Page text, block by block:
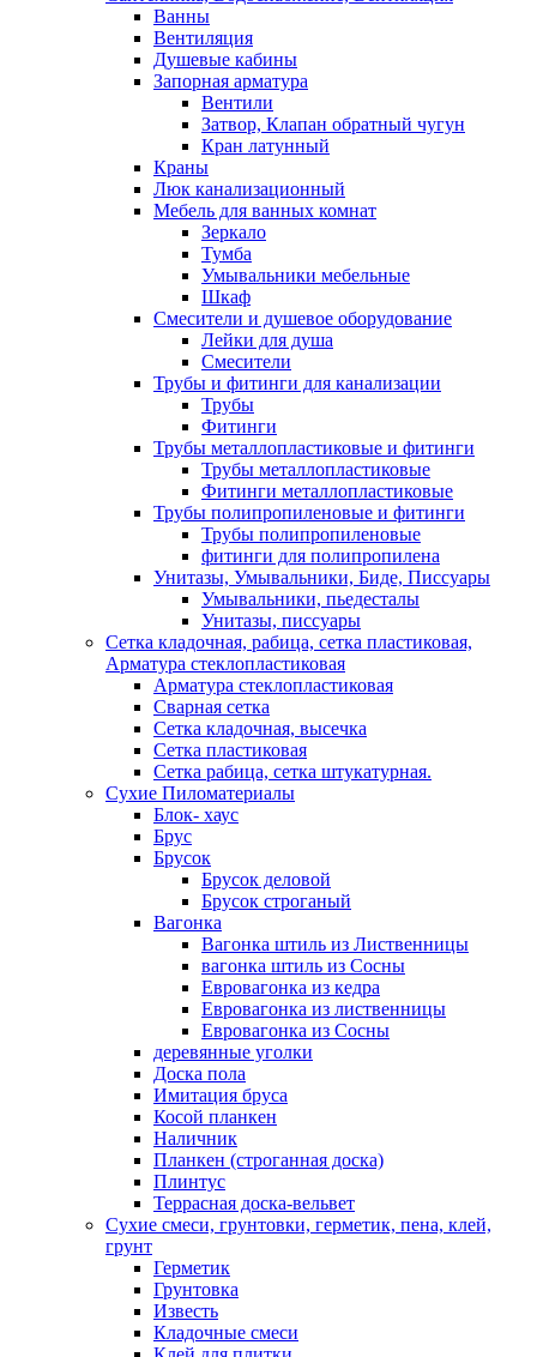
Ванны
Вентиляция
Душевые кабины
Запорная арматура
Вентили
Затвор, Клапан обратный чугун
Кран латунный
Краны
Люк канализационный
Мебель для ванных комнат
Зеркало
Тумба
Умывальники мебельные
Шкаф
Смесители и душевое оборудование
Лейки для душа
Смесители
Трубы и фитинги для канализации
Трубы
Фитинги
Трубы металлопластиковые и фитинги
Трубы металлопластиковые
Фитинги металлопластиковые
Трубы полипропиленовые и фитинги
Трубы полипропиленовые
фитинги для полипропилена
Унитазы, Умывальники, Биде, Писсуары
Умывальники, пьедесталы
Унитазы, писсуары
Сетка кладочная, рабица, сетка пластиковая,
Арматура стеклопластиковая
Арматура стеклопластиковая
Сварная сетка
Сетка кладочная, высечка
Сетка пластиковая
Сетка рабица, сетка штукатурная.
Сухие Пиломатериалы
Блок- хаус
Брус
Брусок
Брусок деловой
Брусок строганый
Вагонка
Вагонка штиль из Лиственницы
вагонка штиль из Сосны
Евровагонка из кедра
Евровагонка из лиственницы
Евровагонка из Сосны
деревянные уголки
Доска пола
Имитация бруса
Косой планкен
Наличник
Планкен (строганная доска)
Плинтус
Террасная доска-вельвет
Сухие смеси, грунтовки, герметик, пена, клей,
грунт
Герметик
Грунтовка
Известь
Кладочные смеси